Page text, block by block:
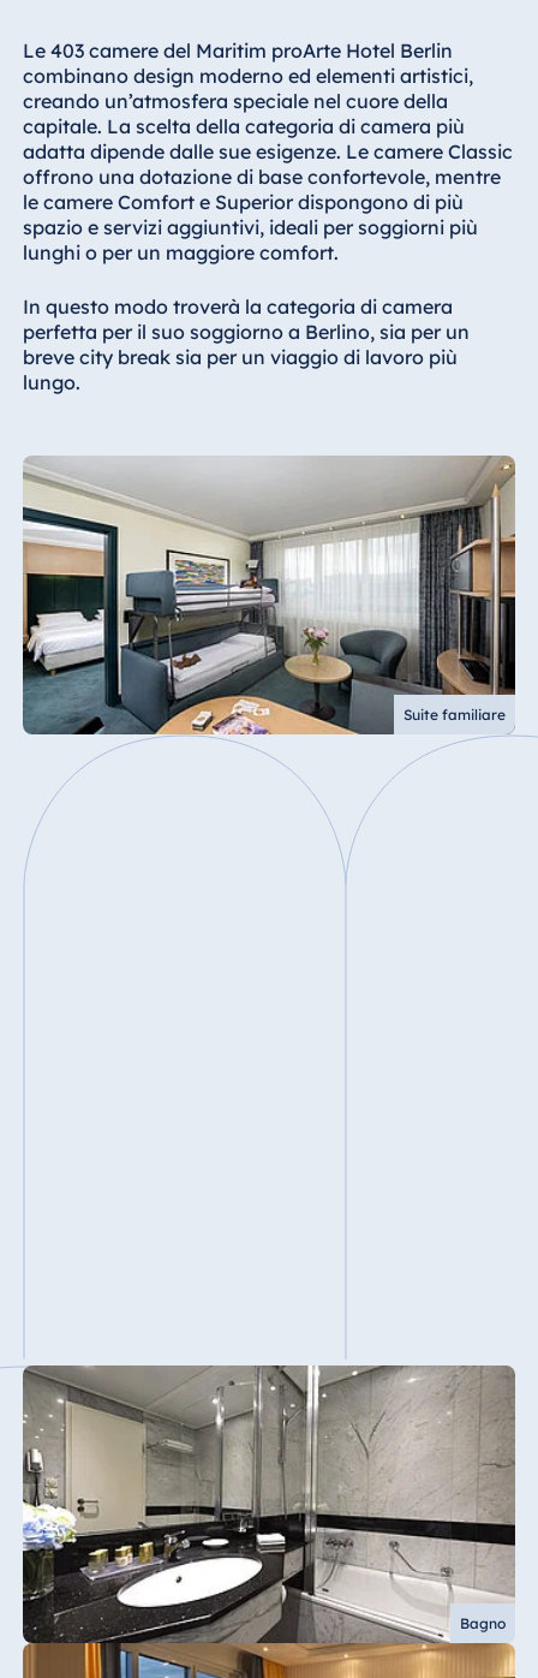
Le 403 camere del Maritim proArte Hotel Berlin
combinano design moderno ed elementi artistici,
creando un’atmosfera speciale nel cuore della
capitale. La scelta della categoria di camera più
adatta dipende dalle sue esigenze. Le camere Classic
offrono una dotazione di base confortevole, mentre
le camere Comfort e Superior dispongono di più
spazio e servizi aggiuntivi, ideali per soggiorni più
lunghi o per un maggiore comfort.
In questo modo troverà la categoria di camera
perfetta per il suo soggiorno a Berlino, sia per un
breve city break sia per un viaggio di lavoro più
lungo.
Suite familiare
Bagno